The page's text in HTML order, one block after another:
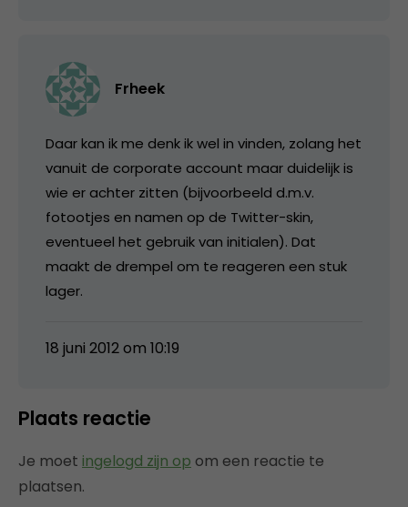
Frheek
Daar kan ik me denk ik wel in vinden, zolang het
vanuit de corporate account maar duidelijk is
wie er achter zitten (bijvoorbeeld d.m.v.
fotootjes en namen op de Twitter-skin,
eventueel het gebruik van initialen). Dat
maakt de drempel om te reageren een stuk
lager.
18 juni 2012 om 10:19
Plaats reactie
Je moet ingelogd zijn op om een reactie te
plaatsen.